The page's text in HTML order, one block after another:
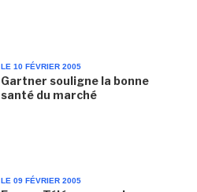
LE 10 FÉVRIER 2005
Gartner souligne la bonne
santé du marché
LE 09 FÉVRIER 2005